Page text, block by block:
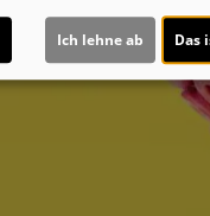
Ich lehne ab Das